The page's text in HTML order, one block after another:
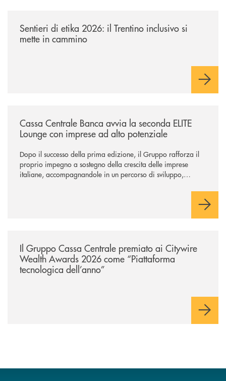
Sentieri di etika 2026: il Trentino inclusivo si
mette in cammino
Cassa Centrale Banca avvia la seconda ELITE
Lounge con imprese ad alto potenziale
Dopo il successo della prima edizione, il Gruppo rafforza il
proprio impegno a sostegno della crescita delle imprese
italiane, accompagnandole in un percorso di sviluppo,
Il Gruppo Cassa Centrale premiato ai Citywire
Wealth Awards 2026 come “Piattaforma
tecnologica dell’anno”